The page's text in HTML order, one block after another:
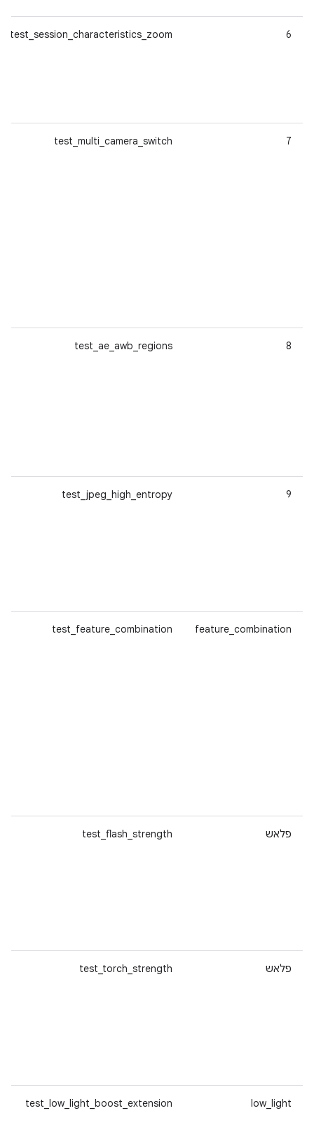
6
test_session_characteristics_zoom
7
test_multi_camera_switch
8
test_ae_awb_regions
9
test_jpeg_high_entropy
feature_combination
test_feature_combination
פלאש test_flash_strength
פלאש test_torch_strength
low_light
test_low_light_boost_extension